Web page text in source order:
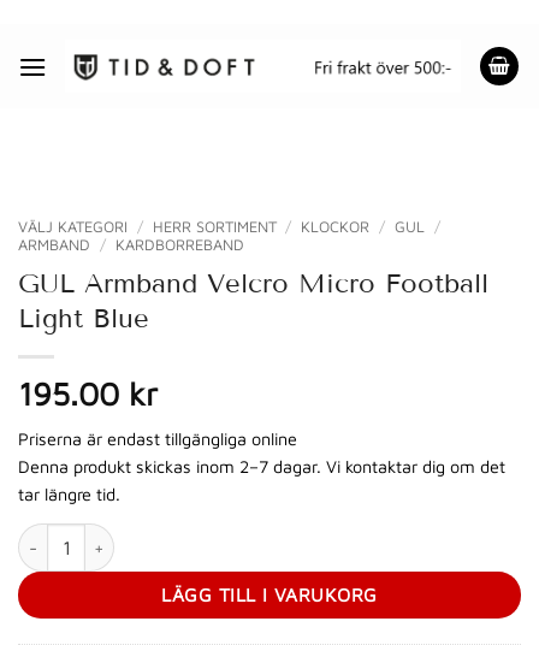
content
VÄLJ KATEGORI / HERR SORTIMENT / KLOCKOR / GUL
/
ARMBAND
/ KARDBORREBAND
GUL Armband Velcro Micro Football
Light Blue
195.00 kr
Priserna är endast tillgängliga online
Denna produkt skickas inom 2–7 dagar. Vi kontaktar dig om det
tar längre tid.
GUL Armband Velcro Micro Football Light Blue mängd
LÄGG TILL I VARUKORG